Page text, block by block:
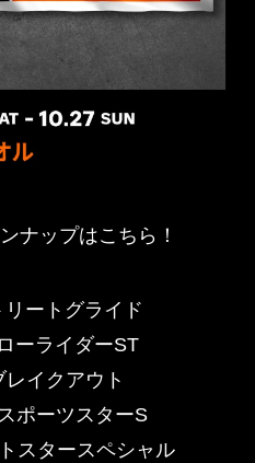
ナップはこちら！
ートグライド
ーライダーST
イクアウト
ポーツスターS
スタースペシャル